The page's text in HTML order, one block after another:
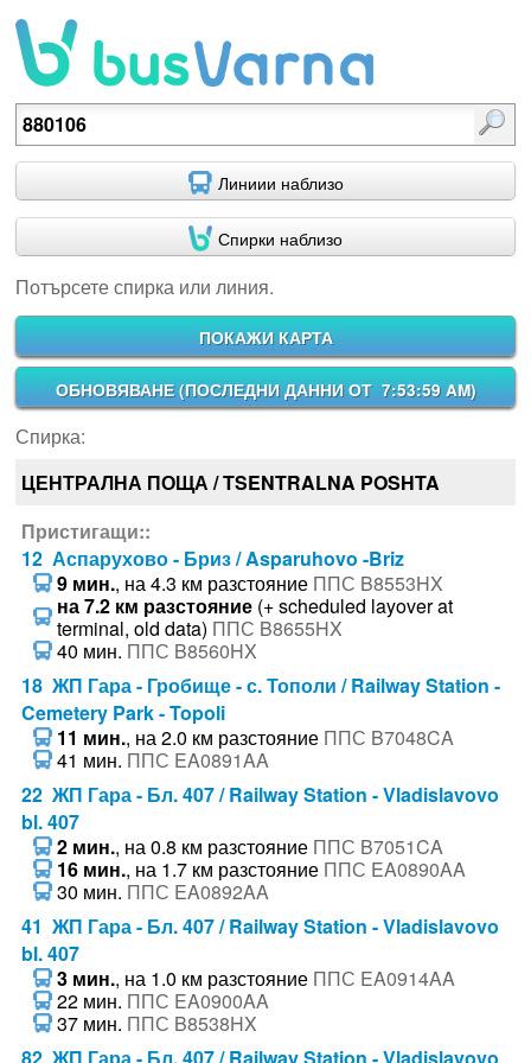
Потърсете спирка или линия.
Линиии наблизо
Спирки наблизо
Потърсете спирка или линия.
ПОКАЖИ КАРТА
ОБНОВЯВАНЕ (ПОСЛЕДНИ ДАННИ ОТ 7:53:59 AM)
Спирка:
ЦЕНТРАЛНА ПОЩА / TSENTRALNA POSHTA
Пристигащи::
12 Аспарухово - Бриз / Asparuhovo -Briz
9 мин., на 4.3 км разстояние ППС B8553HX
на 7.2 км разстояние(+ scheduled layover at
terminal, old data) ППС B8655HX
40 мин. ППС B8560HX
18 ЖП Гара - Гробище - с. Тополи / Railway Station -
Cemetery Park - Topoli
11 мин., на 2.0 км разстояние ППС B7048CA
41 мин. ППС EA0891AA
22 ЖП Гара - Бл. 407 / Railway Station - Vladislavovo
bl. 407
2 мин., на 0.8 км разстояние ППС B7051CA
16 мин., на 1.7 км разстояние ППС EA0890AA
30 мин. ППС EA0892AA
41 ЖП Гара - Бл. 407 / Railway Station - Vladislavovo
bl. 407
3 мин., на 1.0 км разстояние ППС EA0914AA
22 мин. ППС EA0900AA
37 мин. ППС B8538HX
82 ЖП Гара - Бл. 407 / Railway Station - Vladislavovo